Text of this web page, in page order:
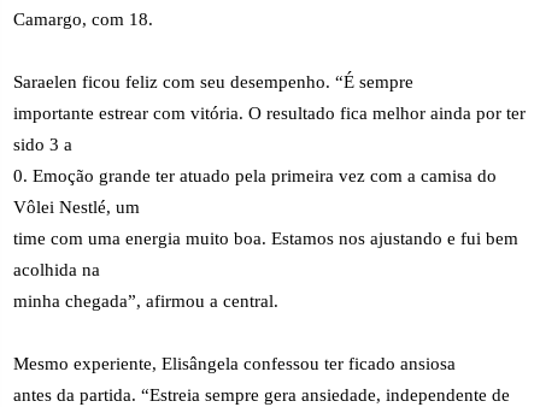
Camargo, com 18.
Saraelen ficou feliz com seu desempenho. “É sempre
importante estrear com vitória. O resultado fica melhor ainda por ter
sido 3 a
0. Emoção grande ter atuado pela primeira vez com a camisa do
Vôlei Nestlé, um
time com uma energia muito boa. Estamos nos ajustando e fui bem
acolhida na
minha chegada”, afirmou a central.
Mesmo experiente, Elisângela confessou ter ficado ansiosa
antes da partida. “Estreia sempre gera ansiedade, independente de